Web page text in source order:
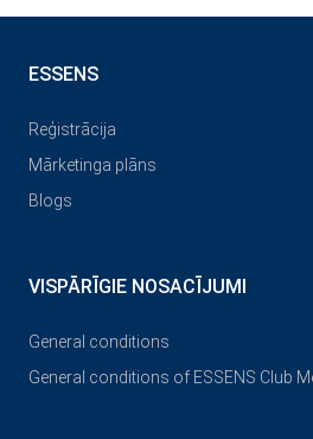
ESSENS
Reģistrācija
Mārketinga plāns
Blogs
VISPĀRĪGIE NOSACĪJUMI
General conditions
General conditions of ESSENS Club